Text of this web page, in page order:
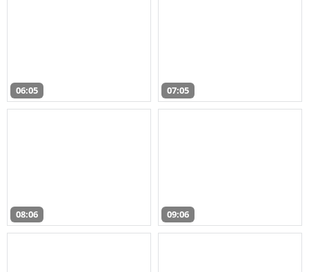
06:05 07:05
08:06 09:06